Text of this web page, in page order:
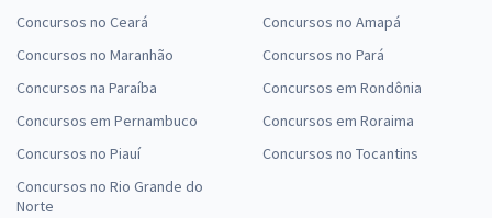
Concursos no Ceará
Concursos no Maranhão
Concursos na Paraíba
Concursos em Pernambuco
Concursos no Piauí
Concursos no Rio Grande do
Norte
Concursos no Amapá
Concursos no Pará
Concursos em Rondônia
Concursos em Roraima
Concursos no Tocantins